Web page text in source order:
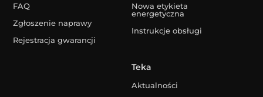
FAQ
Zgłoszenie naprawy
Rejestracja gwarancji
Nowa etykieta
energetyczna
Instrukcje obsługi
Teka
Aktualności